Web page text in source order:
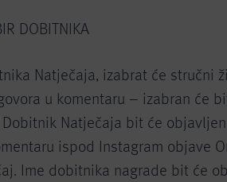
DOBITNIKA
Natječaja, izabrat će stručni
u komentaru – izabran će
Natječaja bit će
ispod Instagram objave
Ime dobitnika nagrade bit će